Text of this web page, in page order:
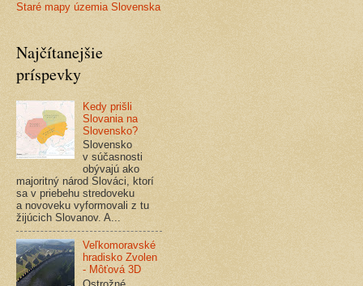
Staré mapy územia Slovenska
Najčítanejšie
príspevky
Kedy prišli
Slovania na
Slovensko?
Slovensko
v súčasnosti
obývajú ako
majoritný národ Slováci, ktorí
sa v priebehu stredoveku
a novoveku vyformovali z tu
žijúcich Slovanov. A...
Veľkomoravské
hradisko Zvolen
- Môťová 3D